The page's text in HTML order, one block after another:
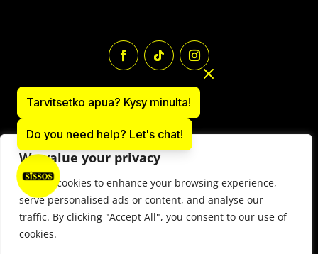
We value your privacy
We use cookies to enhance your browsing experience,
serve personalised ads or content, and analyse our
traffic. By clicking "Accept All", you consent to our use of
cookies.
Tarvitsetko apua? Kysy minulta!
Do you need help? Let's chat!
Paintball varusteiden verkkokauppa: sissos.com
Y-tunnus 1497566-9
© 2025 Paintball Sissos Ltd. All Rights Reserved.